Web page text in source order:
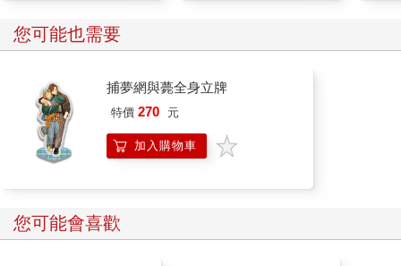
您可能也需要
捕夢網與薨全身立牌
特價 270 元
加入購物車
您可能會喜歡